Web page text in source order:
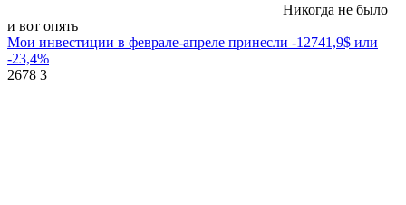
Никогда не было
и вот опять
Мои инвестиции в феврале-апреле принесли -12741,9$ или
-23,4%
2678 3